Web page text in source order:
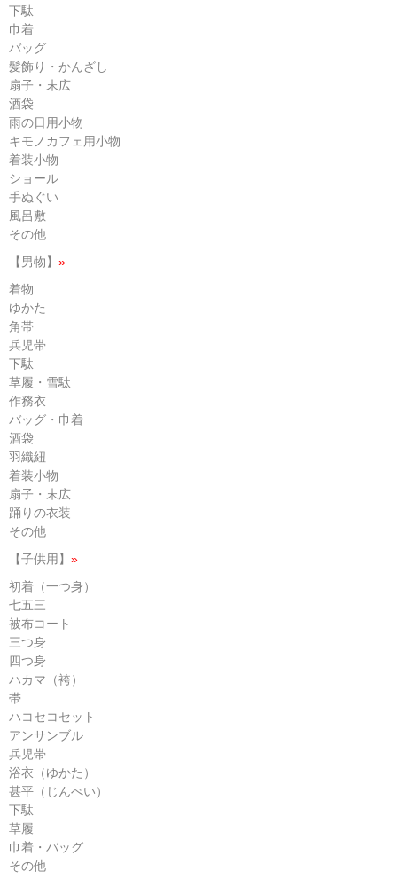
下駄
巾着
バッグ
髪飾り・かんざし
扇子・末広
酒袋
雨の日用小物
キモノカフェ用小物
着装小物
ショール
手ぬぐい
風呂敷
その他
【男物】 »
着物
ゆかた
角帯
兵児帯
下駄
草履・雪駄
作務衣
バッグ・巾着
酒袋
羽織紐
着装小物
扇子・末広
踊りの衣装
その他
【子供用】 »
初着（一つ身）
七五三
被布コート
三つ身
四つ身
ハカマ（袴）
帯
ハコセコセット
アンサンブル
兵児帯
浴衣（ゆかた）
甚平（じんべい）
下駄
草履
巾着・バッグ
その他